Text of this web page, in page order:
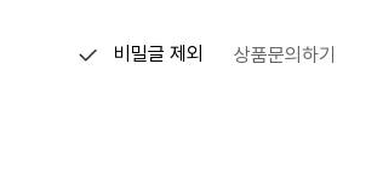
비밀글 제외 상품문의하기